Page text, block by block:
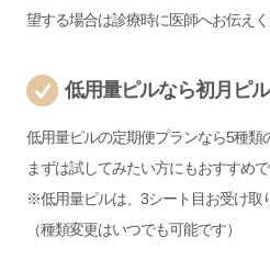
望する場合は診療時に医師へお伝えく
低用量ピルなら初月ピ
低用量ピルの定期便プランなら5種類
まずは試してみたい方にもおすすめで
※低用量ピルは、3シート目お受け取
（種類変更はいつでも可能です）